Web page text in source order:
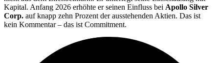
Kapital. Anfang 2026 erhöhte er seinen Einfluss bei Apollo Silver
Corp. auf knapp zehn Prozent der ausstehenden Aktien. Das ist
kein Kommentar – das ist Commitment.